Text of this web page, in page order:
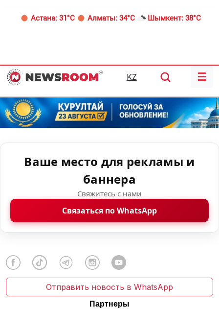
Астана: 31°C Алматы: 34°C Шымкент: 38°C
KZ ☰
Ваше место для рекламы и
баннера
Свяжитесь с нами
Связаться по WhatsApp
Отправить новость в WhatsApp
Партнеры